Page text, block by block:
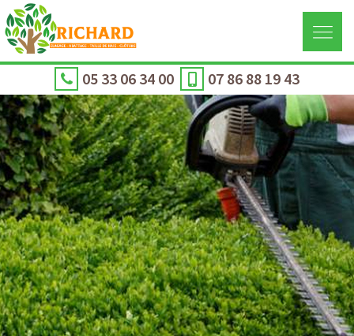
05 33 06 34 00 07 86 88 19 43